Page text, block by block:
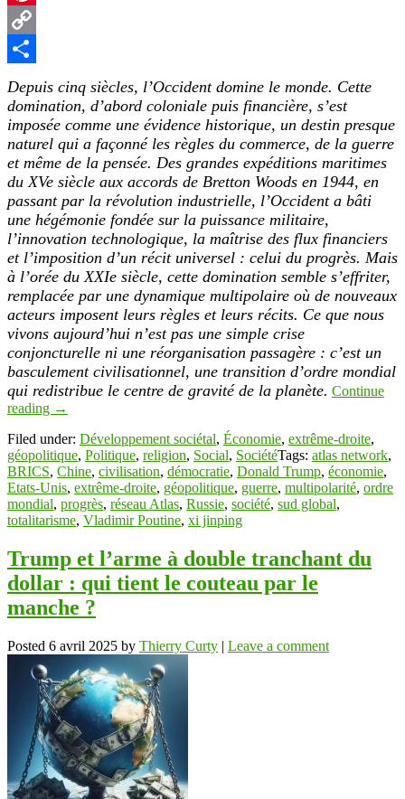
Pinterest
Copy
Depuis cinq siècles, l’Occident domine le monde. Cette
domination, d’abord coloniale puis financière, s’est
imposée comme une évidence historique, un destin presque
naturel qui a façonné les règles du commerce, de la guerre
et même de la pensée. Des grandes expéditions maritimes
du XVe siècle aux accords de Bretton Woods en 1944, en
passant par la révolution industrielle, l’Occident a bâti
une hégémonie fondée sur la puissance militaire,
l’innovation technologique, la maîtrise des flux financiers
et l’imposition d’un récit universel : celui du progrès. Mais
à l’orée du XXIe siècle, cette domination semble s’effriter,
remplacée par une dynamique multipolaire où de nouveaux
acteurs imposent leurs règles et leurs récits. Ce que nous
vivons aujourd’hui n’est pas une simple crise
conjoncturelle ni une réorganisation passagère : c’est un
basculement civilisationnel, une transition d’ordre mondial
qui redistribue le centre de gravité de la planète. Continue
reading →
Filed under: Développement sociétal, Économie, extrême-droite,
géopolitique, Politique, religion, Social, SociétéTags: atlas network,
BRICS, Chine, civilisation, démocratie, Donald Trump, économie,
Etats-Unis, extrême-droite, géopolitique, guerre, multipolarité, ordre
mondial, progrès, réseau Atlas, Russie, société, sud global,
totalitarisme, Vladimir Poutine, xi jinping
Trump et l’arme à double tranchant du
dollar : qui tient le couteau par le
manche ?
Posted 6 avril 2025 by Thierry Curty | Leave a comment